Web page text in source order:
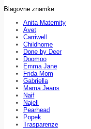
Blagovne znamke
Anita Maternity
Avet
Carriwell
Childhome
Done by Deer
Doomoo
Emma Jane
Frida Mom
Gabriella
Mama Jeans
Naif
Najell
Pearhead
Popek
Trasparenze